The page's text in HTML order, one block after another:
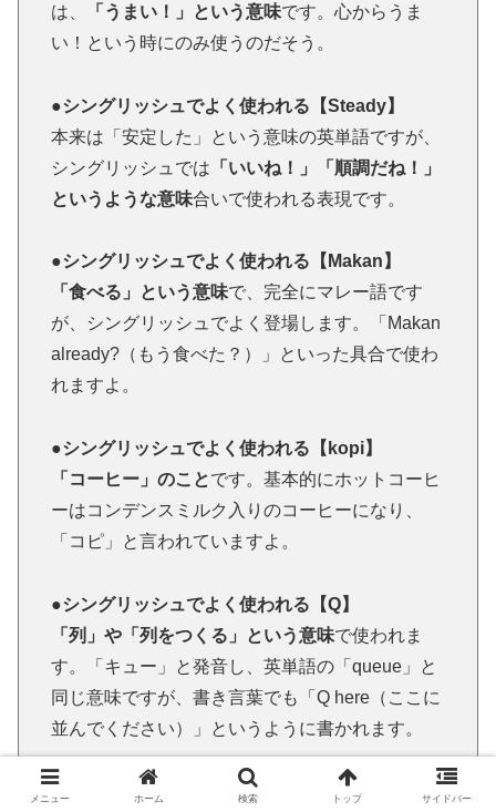
は、
「うまい！」という意味です。心からうま
い！という時にのみ使うのだそう。
●シングリッシュでよく使われる【Steady】
本来は「安定した」という意味の英単語ですが、
シングリッシュでは 「いいね！」「順調だね！」
というような意味合いで使われる表現です。
●シングリッシュでよく使われる【Makan】
「食べる」という意味で、完全にマレー語です
が、シングリッシュでよく登場します。「Makan
already?（もう食べた？）」といった具合で使わ
れますよ。
●シングリッシュでよく使われる【kopi】
「コーヒー」のことです。基本的にホットコーヒ
ーはコンデンスミルク入りのコーヒーになり、
「コピ」と言われていますよ。
●シングリッシュでよく使われる【Q】
「列」や「列をつくる」という意味で使われま
す。「キュー」と発音し、英単語の「queue」と
同じ意味ですが、書き言葉でも「Q here（ここに
並んでください）」というように書かれます。
メニュー ホーム 検索 トップ サイドバー